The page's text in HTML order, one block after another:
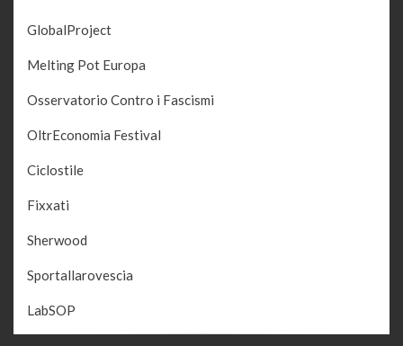
GlobalProject
Melting Pot Europa
Osservatorio Contro i Fascismi
OltrEconomia Festival
Ciclostile
Fixxati
Sherwood
Sportallarovescia
LabSOP